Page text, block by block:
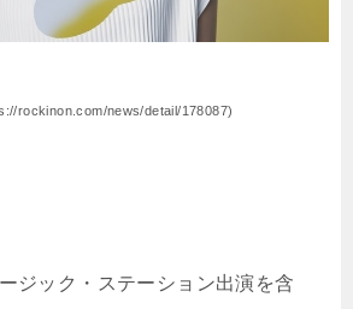
rockinon.com/news/detail/178087)
ジック・ステーション出演を含